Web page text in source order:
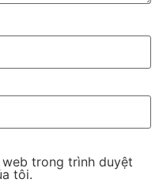
trong trình duyệt
tôi.